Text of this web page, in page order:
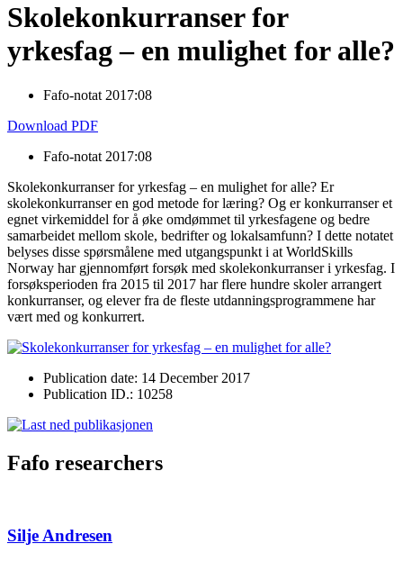
Skolekonkurranser for
yrkesfag – en mulighet for alle?
Fafo-notat 2017:08
Download PDF
Fafo-notat 2017:08
Skolekonkurranser for yrkesfag – en mulighet for alle? Er
skolekonkurranser en god metode for læring? Og er konkurranser et
egnet virkemiddel for å øke omdømmet til yrkesfagene og bedre
samarbeidet mellom skole, bedrifter og lokalsamfunn? I dette notatet
belyses disse spørsmålene med utgangspunkt i at WorldSkills
Norway har gjennomført forsøk med skolekonkurranser i yrkesfag. I
forsøksperioden fra 2015 til 2017 har flere hundre skoler arrangert
konkurranser, og elever fra de fleste utdanningsprogrammene har
vært med og konkurrert.
Publication date: 14 December 2017
Publication ID.: 10258
Fafo researchers
Silje Andresen